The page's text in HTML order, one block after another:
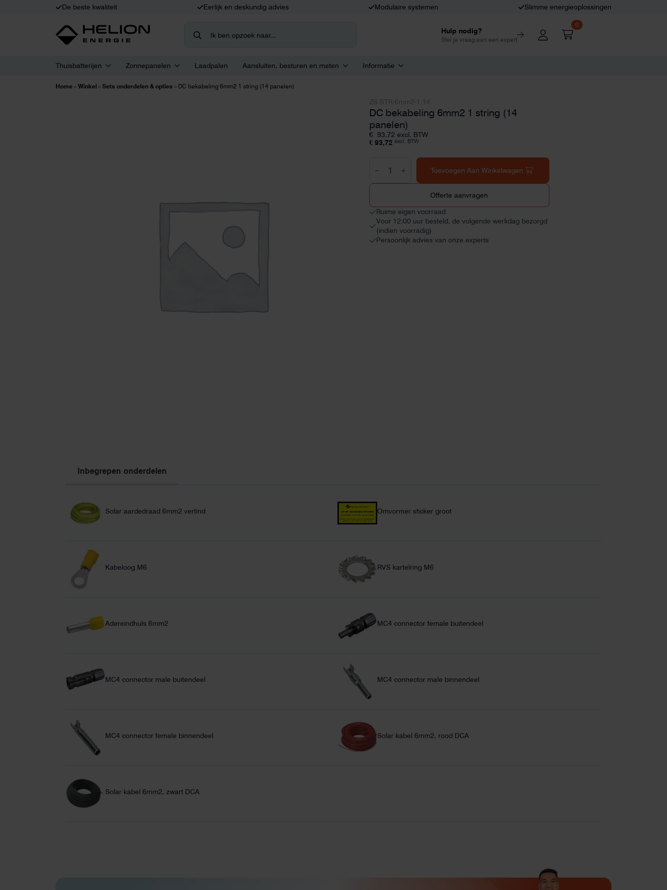
De beste kwaliteit Eerlijk en deskundig advies Modulaire systemen Slimme energieoplossingen
for:
Hulp nodig?
Stel je vraag aan een expert
0
Thuisbatterijen Zonnepanelen Laadpalen Aansluiten, besturen en meten Informatie
Home » Winkel » Sets onderdelen & opties » DC bekabeling 6mm2 1 string (14 panelen)
DC bekabeling 6mm2 1 string (14
panelen)
€ 93,72 excl. BTW
€93,72 excl. BTW
bekabeling
6mm2
1
panelen)
aantal
Toevoegen Aan Winkelwagen
Offerte aanvragen
Ruime eigen voorraad
Voor 12:00 uur besteld, de volgende werkdag bezorgd
(indien voorradig)
Persoonlijk advies van onze experts
Inbegrepen onderdelen
Solar aardedraad 6mm2 vertind Omvormer sticker groot
Kabeloog M6 RVS kartelring M6
Adereindhuls 6mm2 MC4 connector female buitendeel
MC4 connector male buitendeel MC4 connector male binnendeel
MC4 connector female binnendeel Solar kabel 6mm2, rood DCA
Solar kabel 6mm2, zwart DCA